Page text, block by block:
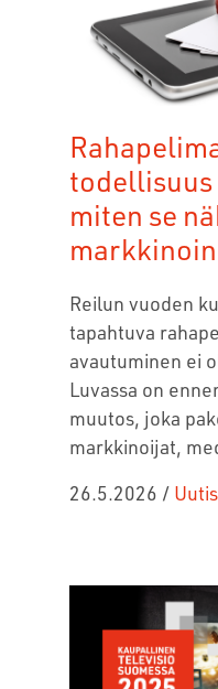
todellisuus
miten se
Reilun vuoden
tapahtuva
avautuminen ei
Luvassa on
muutos, joka
markkinoijat,
26.5.2026 /